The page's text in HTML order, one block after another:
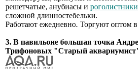
решетчатые, анубиасы и роголистники
сложной длинностебельки.
Работают ежедневно. Торгуют оптом
3. В павильоне большая точка
Трифоновых "Старый